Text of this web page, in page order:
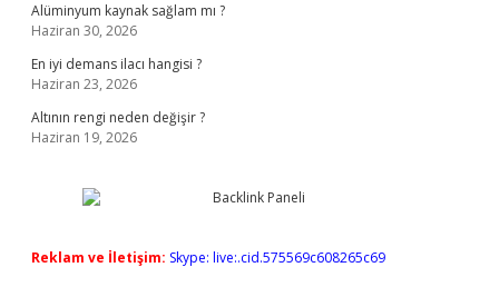
Alüminyum kaynak sağlam mı ?
Haziran 30, 2026
En iyi demans ilacı hangisi ?
Haziran 23, 2026
Altının rengi neden değişir ?
Haziran 19, 2026
Reklam ve İletişim: Skype: live:.cid.575569c608265c69